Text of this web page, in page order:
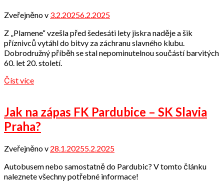
Zveřejněno v 3.2.20256.2.2025
přátel
Z „Plamene“ vzešla před šedesáti lety jiskra naděje a šik
příznivců vytáhl do bitvy za záchranu slavného klubu.
Dobrodružný příběh se stal nepominutelnou součástí barvitých
60. let 20. století.
Číst více
Jak na zápas FK Pardubice – SK Slavia
Praha?
Zveřejněno v 28.1.20255.2.2025
přátel
Autobusem nebo samostatně do Pardubic? V tomto článku
naleznete všechny potřebné informace!